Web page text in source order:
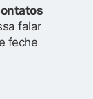
falar
feche